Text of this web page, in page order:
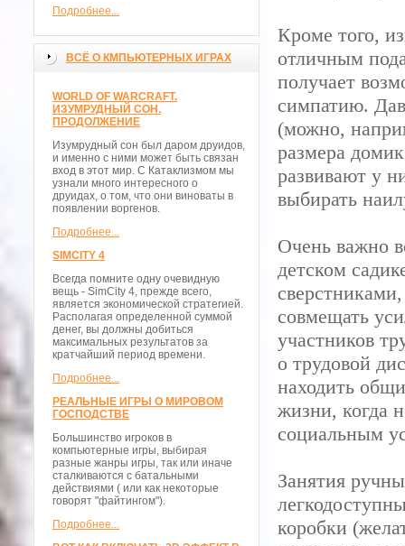
Подробнее...
ВСЁ О КМПЬЮТЕРНЫХ ИГРАХ
WORLD OF WARCRAFT.
ИЗУМРУДНЫЙ СОН.
ПРОДОЛЖЕНИЕ
Изумрудный сон был даром друидов,
и именно с ними может быть связан
вход в этот мир. С Катаклизмом мы
узнали много интересного о
друидах, о том, что они виноваты в
появлении воргенов.
Подробнее...
SIMCITY 4
Всегда помните одну очевидную
вещь - SimCity 4, прежде всего,
является экономической стратегией.
Располагая определенной суммой
денег, вы должны добиться
максимальных результатов за
кратчайший период времени.
Подробнее...
РЕАЛЬНЫЕ ИГРЫ О МИРОВОМ
ГОСПОДСТВЕ
Большинство игроков в
компьютерные игры, выбирая
разные жанры игры, так или иначе
сталкиваются с батальными
действиями ( или как некоторые
говорят "файтингом").
Подробнее...
Кроме того,
отличным
получает
симпатию.
(можно,
размера
развивают у
выбирать
Очень важно
детском
совмещать
участников
о трудовой
находить
жизни, когда
социальным
Занятия
коробки